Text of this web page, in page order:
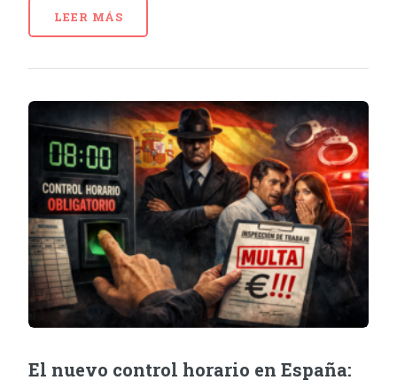
LEER MÁS
El nuevo control horario en España: